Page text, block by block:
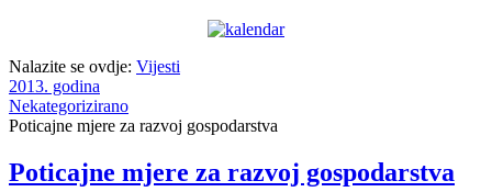
Nalazite se ovdje: Vijesti
2013. godina
Nekategorizirano
Poticajne mjere za razvoj gospodarstva
Poticajne mjere za razvoj gospodarstva